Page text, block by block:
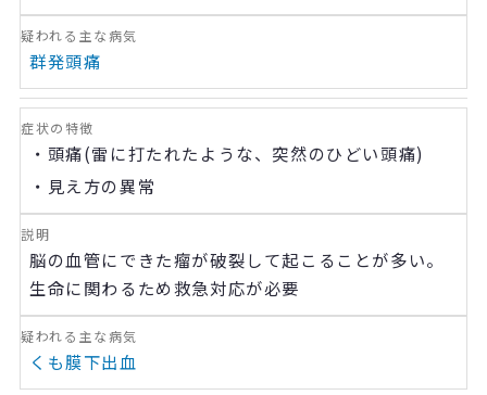
群発頭痛
・頭痛(雷に打たれたような、突然のひどい頭痛)
・見え方の異常
脳の血管にできた瘤が破裂して起こることが多い。
生命に関わるため救急対応が必要
くも膜下出血